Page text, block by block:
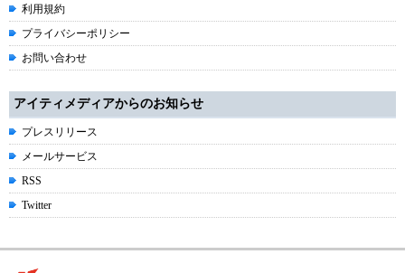
利用規約
プライバシーポリシー
お問い合わせ
アイティメディアからのお知らせ
プレスリリース
メールサービス
RSS
Twitter